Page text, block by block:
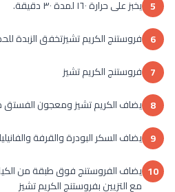
5 يخبز على حرارة ١٦٠ لمدة ٣٠ دقيقة.
6 فروستنج الكريم تشيزتخفق
7 فروستنج الكريم تشيز
8 يضاف الكريم تشيز ومعجون
9 يضاف السكر البودرة والقرفة
10 يضاف الفروستنج فوق طبقة من
مع التزيين بفروستنج الكريم تشيز